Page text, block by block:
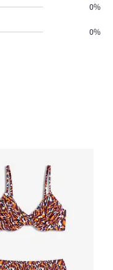
0%
0%